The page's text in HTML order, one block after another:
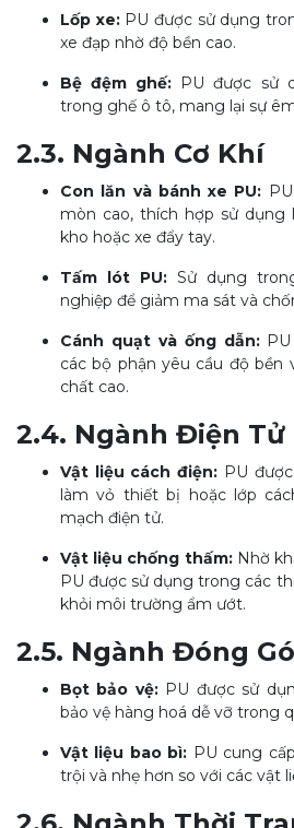
Lốp xe:PU được sử dụng
xe đạp nhờ độ bền cao.
Bệ đệm ghế: PU được sử
trong ghế ô tô, mang lại sự
2.3. Ngành Cơ Khí
Con lăn và bánh xe PU:
mòn cao, thích hợp sử dụng
kho hoặc xe đẩy tay.
Tấm lót PU: Sử dụng
nghiệp để giảm ma sát và
Cánh quạt và ống dẫn:PU
các bộ phận yêu cầu độ bền
chất cao.
2.4. Ngành Điện Tử
Vật liệu cách điện: PU
làm vỏ thiết bị hoặc lớp
mạch điện tử.
Vật liệu chống thấm:Nhờ
PU được sử dụng trong các
khỏi môi trường ẩm ướt.
2.5. Ngành Đóng
Bọt bảo vệ:PU được sử
bảo vệ hàng hoá dễ vỡ trong
Vật liệu bao bì: PU cung
trội và nhẹ hơn so với các vật